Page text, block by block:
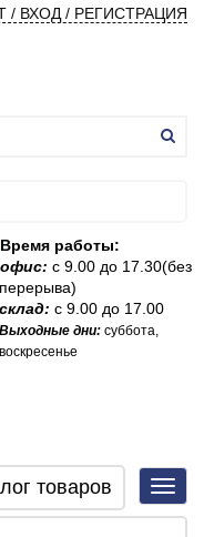
/ ВХОД / РЕГИСТРАЦИЯ
Время работы:
офис:с 9.00 до 17.30(без
перерыва)
склад:с 9.00 до 17.00
Выходные дни:суббота,
воскресенье
товаров